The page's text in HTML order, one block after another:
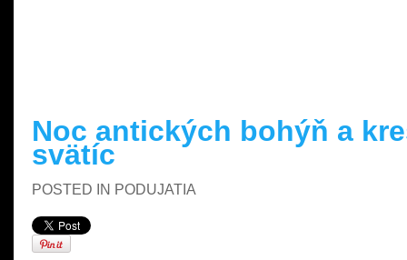
Noc antických bohýň a
svätíc
POSTED IN PODUJATIA